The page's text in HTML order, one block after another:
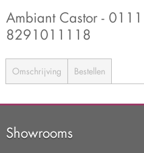
Ambiant Castor -
8291011118
Omschrijving Bestellen
Showrooms